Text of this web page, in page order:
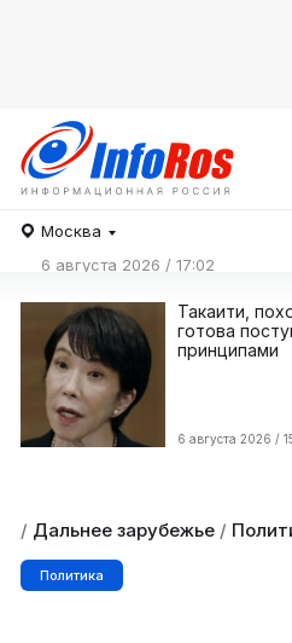
Москва
6 августа 2026 / 17:02
Такаити,
готова
принципами
6 августа 2026 /
/ Дальнее зарубежье /
Политика